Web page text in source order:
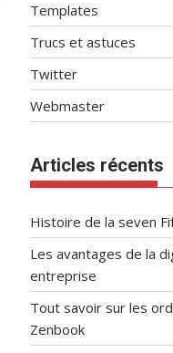
Templates
Trucs et astuces
Twitter
Webmaster
Articles récents
Histoire de la seven
Les avantages de la
entreprise
Tout savoir sur les
Zenbook